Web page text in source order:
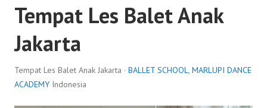
Tempat Les Balet Anak
Jakarta
Tempat Les Balet Anak Jakarta · BALLET SCHOOL
MARLUPI DANCE
ACADEMY Indonesia